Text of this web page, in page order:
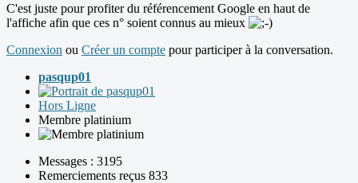
C'est juste pour profiter du référencement Google en haut de
l'affiche afin que ces n° soient connus au mieux
Connexion ou Créer un compte pour participer à la conversation.
pasqup01
Hors Ligne
Membre platinium
Messages : 3195
Remerciements reçus 833